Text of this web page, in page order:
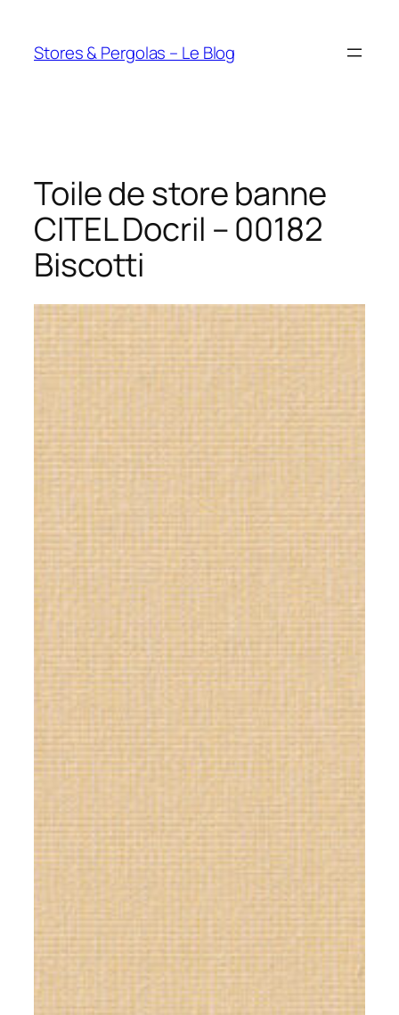
contenu
Stores & Pergolas – Le Blog
Toile de store banne
CITEL Docril – 00182
Biscotti